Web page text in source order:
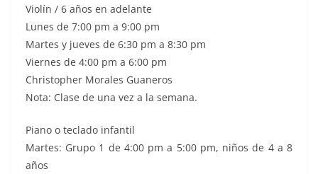
Violín / 6 años en adelante
Lunes de 7:00 pm a 9:00 pm
Martes y jueves de 6:30 pm a 8:30 pm
Viernes de 4:00 pm a 6:00 pm
Christopher Morales Guaneros
Nota: Clase de una vez a la semana.
Piano o teclado infantil
Martes: Grupo 1 de 4:00 pm a 5:00 pm, niños de 4 a 8
años